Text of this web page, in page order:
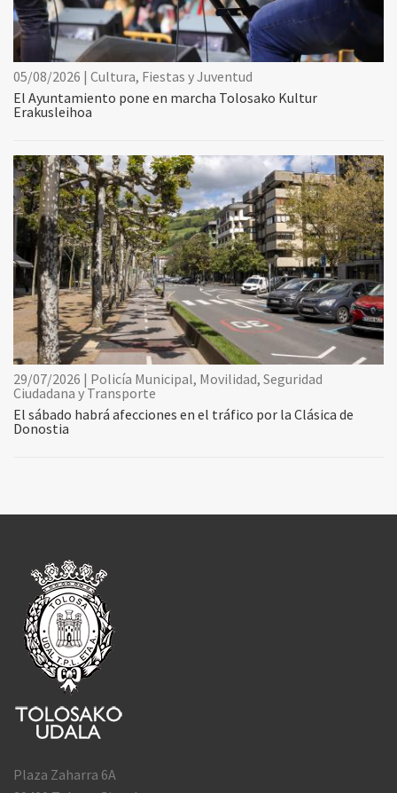
05/08/2026 | Cultura, Fiestas y Juventud
El Ayuntamiento pone en marcha Tolosako Kultur
Erakusleihoa
29/07/2026 | Policía Municipal, Movilidad, Seguridad
Ciudadana y Transporte
El sábado habrá afecciones en el tráfico por la Clásica de
Donostia
Plaza Zaharra 6A